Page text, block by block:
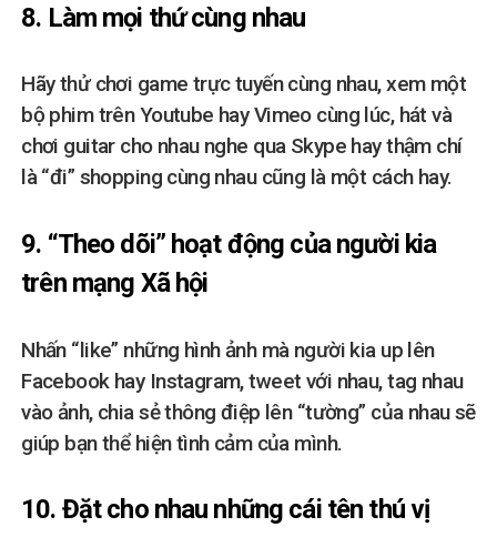
8. Làm mọi thứ cùng nhau
Hãy thử chơi game trực tuyến cùng nhau, xem một
bộ phim trên Youtube hay Vimeo cùng lúc, hát và
chơi guitar cho nhau nghe qua Skype hay thậm chí
là “đi” shopping cùng nhau cũng là một cách hay.
9. “Theo dõi” hoạt động của người kia
trên mạng Xã hội
Nhấn “like” những hình ảnh mà người kia up lên
Facebook hay Instagram, tweet với nhau, tag nhau
vào ảnh, chia sẻ thông điệp lên “tường” của nhau sẽ
giúp bạn thể hiện tình cảm của mình.
10. Đặt cho nhau những cái tên thú vị